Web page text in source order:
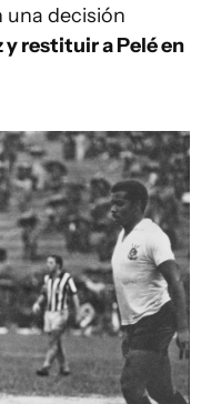
decisión
y restituir a Pelé en